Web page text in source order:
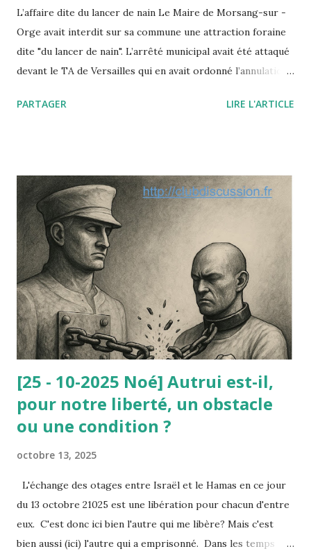
L’affaire dite du lancer de nain Le Maire de Morsang-sur -
Orge avait interdit sur sa commune une attraction foraine
dite "du lancer de nain". L’arrêté municipal avait été attaqué
devant le TA de Versailles qui en avait ordonné l’annulation.
en insérant la dignité de la personne humaine à la liste des
de ces principes dégagés par la jurisprudence
administrative ou constitutionnelle. Le paradoxe de cette
affaire est le suivant : le nain était parfaitement consentant
et c’est sa dignité qu’il mettait en avant à l’appui de sa
requête contre l’arrêté municipal : selon lui, ce travail lui
avait redonné sa dignité (avant il vivait du RMI). Or, le
Conseil d’État ne lui a pas donné raison : à la dignité
invoquée par le nain, il a été opposé la d...
PARTAGER LIRE L'ARTICLE
[25 - 10-2025 Noé] Autrui est-il,
pour notre liberté, un obstacle
ou une condition ?
octobre 13, 2025
L'échange des otages entre Israël et le Hamas en ce jour
du 13 octobre 21025 est une libération pour chacun d'entre
eux. C'est donc ici bien l'autre qui me libère? Mais c'est
bien aussi (ici) l'autre qui a emprisonné. Dans les temps